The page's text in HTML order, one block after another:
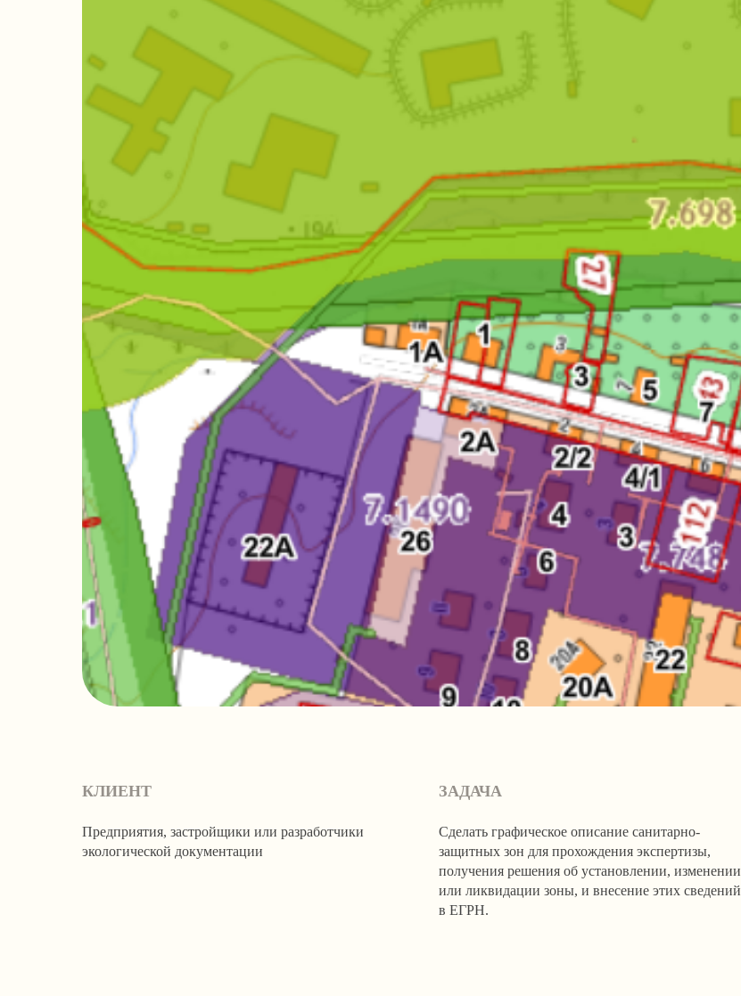
КЛИЕНТ
Предприятия, застройщики или разработчики
экологической документации
ЗАДАЧА
Сделать графическое описание санитарно-
защитных зон для прохождения экспертизы,
получения решения об установлении, изменении
или ликвидации зоны, и внесение этих сведений
в ЕГРН.